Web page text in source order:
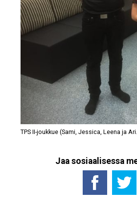
TPS II-joukkue (Sami, Jessica, Leena ja
Jaa sosiaalisessa